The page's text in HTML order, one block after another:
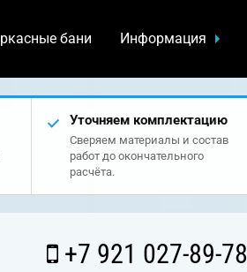
бани Информация
Уточняем комплектацию
Сверяем материалы и состав
работ до окончательного
расчёта.
+7 921 027-89-78